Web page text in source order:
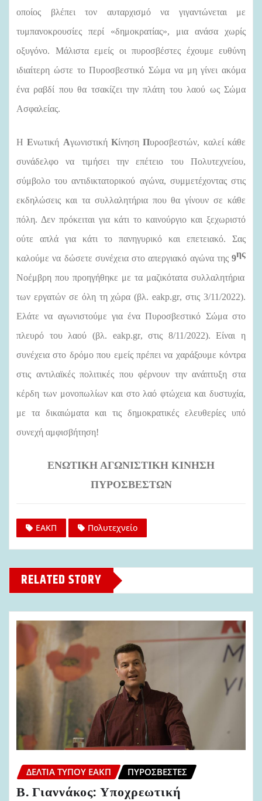
οποίος βλέπει τον αυταρχισμό να γιγαντώνεται με
τυμπανοκρουσίες περί «δημοκρατίας», μια ανάσα χωρίς
οξυγόνο. Μάλιστα εμείς οι πυροσβέστες έχουμε ευθύνη
ιδιαίτερη ώστε το Πυροσβεστικό Σώμα να μη γίνει ακόμα
ένα ραβδί που θα τσακίζει την πλάτη του λαού ως Σώμα
Ασφαλείας.
ΗΕνωτική ΑγωνιστικήΚίνησηΠυροσβεστών, καλεί κάθε
συνάδελφο να τιμήσει την επέτειο του Πολυτεχνείου,
σύμβολο του αντιδικτατορικού αγώνα, συμμετέχοντας στις
εκδηλώσεις και τα συλλαλητήρια που θα γίνουν σε κάθε
πόλη. Δεν πρόκειται για κάτι το καινούργιο και ξεχωριστό
ούτε απλά για κάτι το πανηγυρικό και επετειακό. Σας
καλούμε να δώσετε συνέχεια στο απεργιακό αγώνα της 9ης
Νοέμβρη που προηγήθηκε με τα μαζικότατα συλλαλητήρια
των εργατών σε όλη τη χώρα (βλ.eakp.gr, στις 3/11/2022).
Ελάτε να αγωνιστούμε για ένα Πυροσβεστικό Σώμα στο
πλευρό του λαού (βλ. eakp.gr, στις 8/11/2022). Είναι η
συνέχεια στο δρόμο που εμείς πρέπει να χαράξουμε κόντρα
στις αντιλαϊκές πολιτικές που φέρνουν την ανάπτυξη στα
κέρδη των μονοπωλίων και στο λαό φτώχεια και δυστυχία,
με τα δικαιώματα και τις δημοκρατικές ελευθερίες υπό
συνεχή αμφισβήτηση!
ΕΝΩΤΙΚΗ ΑΓΩΝΙΣΤΙΚΗ ΚΙΝΗΣΗ
ΠΥΡΟΣΒΕΣΤΩΝ
ΕΑΚΠ Πολυτεχνείο
RELATED STORY
ΔΕΛΤΊΑ ΤΎΠΟΥ ΕΑΚΠ ΠΥΡΟΣΒΈΣΤΕΣ
Β. Γιαννάκος: Υποχρεωτική